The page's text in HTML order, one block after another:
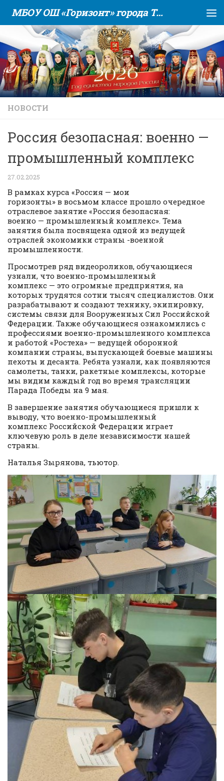
Skip to content МБОУ ОШ «Горизонт» города Тюмени
НОВОСТИ
Россия безопасная: военно —
промышленный комплекс
27.02.2025
В рамках курса «Россия — мои
горизонты» в восьмом классе прошло очередное
отраслевое занятие «Россия безопасная:
военно — промышленный комплекс». Тема
занятия была посвящена одной из ведущей
отраслей экономики страны -военной
промышленности.
Просмотрев ряд видеороликов, обучающиеся
узнали, что военно-промышленный
комплекс — это огромные предприятия, на
которых трудятся сотни тысяч специалистов. Они
разрабатывают и создают технику, экипировку,
системы связи для Вооруженных Сил Российской
Федерации. Также обучающиеся ознакомились с
профессиями военно-промышленного комплекса
и работой «Ростеха» — ведущей оборонной
компании страны, выпускающей боевые машины
пехоты и десанта. Ребята узнали, как появляются
самолеты, танки, ракетные комплексы, которые
мы видим каждый год во время трансляции
Парада Победы на 9 мая.
В завершение занятия обучающиеся пришли к
выводу, что военно-промышленный
комплекс Российской Федерации играет
ключевую роль в деле независимости нашей
страны.
Наталья Зырянова, тьютор.